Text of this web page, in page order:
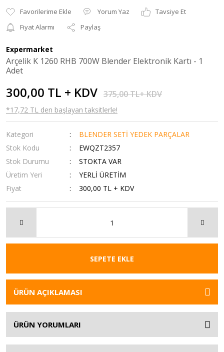
Yorum Yaz
Tavsiye Et
Fiyat Alarmı
Paylaş
Expermarket
Arçelik K 1260 RHB 700W Blender Elektronik Kartı - 1
Adet
300,00 TL + KDV 375,00 TL+ KDV
*17,72 TL den başlayan taksitlerle!
Kategori
BLENDER SETİ YEDEK PARÇALAR
Stok Kodu
EWQZT2357
Stok Durumu
STOKTA VAR
Üretim Yeri
YERLİ ÜRETİM
Fiyat
300,00 TL + KDV
SEPETE EKLE
ÜRÜN AÇIKLAMASI
ÜRÜN YORUMLARI